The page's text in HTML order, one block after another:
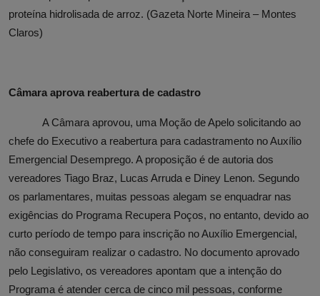
proteína hidrolisada de arroz. (Gazeta Norte Mineira – Montes
Claros)
Câmara aprova reabertura de cadastro
A Câmara aprovou, uma Moção de Apelo solicitando ao
chefe do Executivo a reabertura para cadastramento no Auxílio
Emergencial Desemprego. A proposição é de autoria dos
vereadores Tiago Braz, Lucas Arruda e Diney Lenon. Segundo
os parlamentares, muitas pessoas alegam se enquadrar nas
exigências do Programa Recupera Poços, no entanto, devido ao
curto período de tempo para inscrição no Auxílio Emergencial,
não conseguiram realizar o cadastro. No documento aprovado
pelo Legislativo, os vereadores apontam que a intenção do
Programa é atender cerca de cinco mil pessoas, conforme